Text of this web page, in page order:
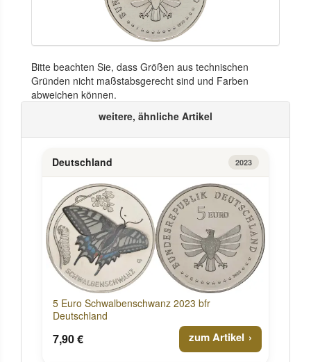
Bitte beachten Sie, dass Größen aus technischen
Gründen nicht maßstabsgerecht sind und Farben
abweichen können.
weitere, ähnliche Artikel
Deutschland 2023
5 Euro Schwalbenschwanz 2023 bfr
Deutschland
7,90 € zum Artikel